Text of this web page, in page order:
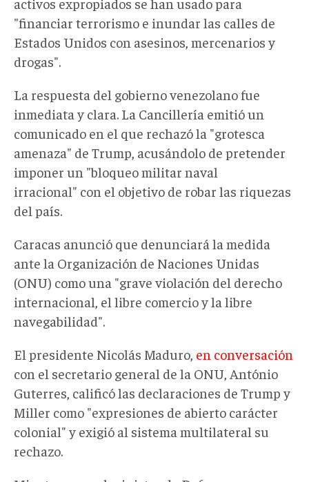
"financiar terrorismo e inundar las calles de
Estados Unidos con asesinos, mercenarios y
drogas".
La respuesta del gobierno venezolano fue
inmediata y clara. La Cancillería emitió un
comunicado en el que rechazó la "grotesca
amenaza" de Trump, acusándolo de pretender
imponer un "bloqueo militar naval
irracional" con el objetivo de robar las riquezas
del país.
Caracas anunció que denunciará la medida
ante la Organización de Naciones Unidas
(ONU) como una "grave violación del derecho
internacional, el libre comercio y la libre
navegabilidad".
El presidente Nicolás Maduro, en conversación
con el secretario general de la ONU, António
Guterres, calificó las declaraciones de Trump y
Miller como "expresiones de abierto carácter
colonial" y exigió al sistema multilateral su
rechazo.